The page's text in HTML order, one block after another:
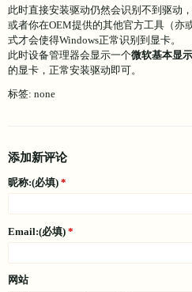
此时直接安装驱动仍然会识别不到驱动
或者你在OEM提供的其他官方工具（亦
式才会使得Windows正常识别到显卡。
此时设备管理器会显示一个微软基本显
的显卡，正常安装驱动即可。
标签: none
添加新评论
昵称:(必填)
Email:(必填)
网站